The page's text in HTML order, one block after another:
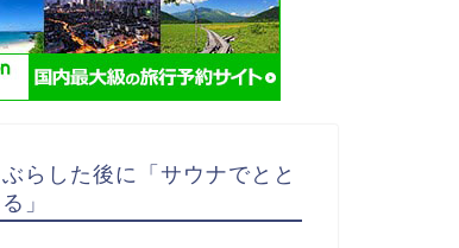
らした後に「サウナでとと
」